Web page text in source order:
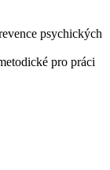
psychických
pro práci